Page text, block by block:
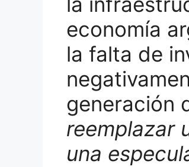
economía
la falta de
generación
reemplazar
una